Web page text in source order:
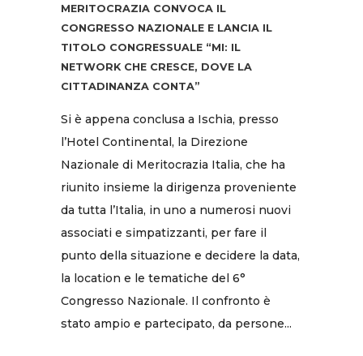
MERITOCRAZIA CONVOCA IL
CONGRESSO NAZIONALE E LANCIA IL
TITOLO CONGRESSUALE “MI: IL
NETWORK CHE CRESCE, DOVE LA
CITTADINANZA CONTA”
Si è appena conclusa a Ischia, presso
l’Hotel Continental, la Direzione
Nazionale di Meritocrazia Italia, che ha
riunito insieme la dirigenza proveniente
da tutta l’Italia, in uno a numerosi nuovi
associati e simpatizzanti, per fare il
punto della situazione e decidere la data,
la location e le tematiche del 6°
Congresso Nazionale. Il confronto è
stato ampio e partecipato, da persone...